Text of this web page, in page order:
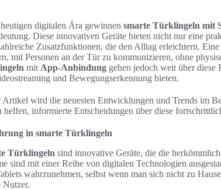
digitalen Ära gewinnen smarte Türklingeln mit
Diese innovativen Geräte bieten nicht nur eine
Zusatzfunktionen, die den Alltag erleichtern. Eine
mit Personen an der Tür zu kommunizieren, ohne
mit App-Anbindung gehen jedoch weit über diese
und Bewegungserkennung bieten.
Artikel wird die neuesten Entwicklungen und Trends im
helfen, informierte Entscheidungen über diese
in smarte Türklingeln
Türklingeln sind innovative Geräte, die die
sind mit einer Reihe von digitalen Technologien
wahrzunehmen, selbst wenn man sich nicht zu
Nutzer.